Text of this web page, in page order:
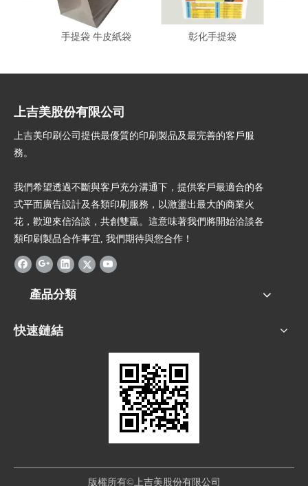
手提袋 牛皮紙袋 彰化手提袋
上吉美股份有限公司
上吉美印刷公司提供最優質的印刷製品及最完善的客戶服
務。
我們希望透過不斷與客戶充分溝通下，提供客戶最適合的各
式平面廣告設計及各類印刷服務，以激盪出最大的商業火
花，歡迎來信洽談，共創雙贏。這意味著我們將開始洽談各
類印刷製品合作事宜, 我們期待與您合作！
產品分類
快速鏈結
版權所有©上吉美股份有限公司